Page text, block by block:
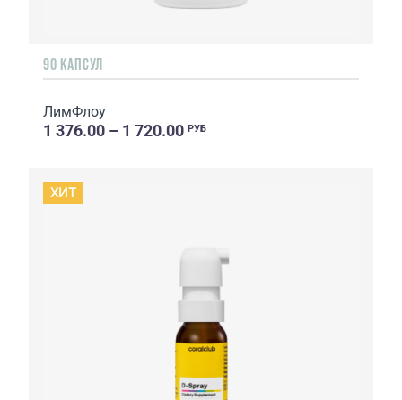
90 КАПСУЛ
ЛимФлоу
1 376.00 – 1 720.00 РУБ
ХИТ